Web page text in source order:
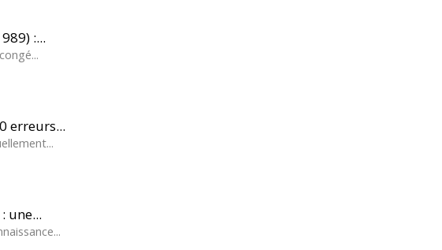
:...
erreurs...
une...